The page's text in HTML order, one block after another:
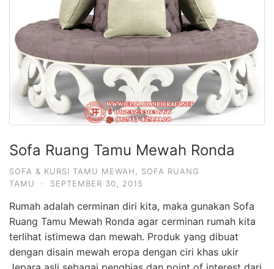
Sofa Ruang Tamu Mewah Ronda
SOFA & KURSI TAMU MEWAH
SOFA RUANG
TAMU
· SEPTEMBER 30, 2015
Rumah adalah cerminan diri kita, maka gunakan Sofa
Ruang Tamu Mewah Ronda agar cerminan rumah kita
terlihat istimewa dan mewah. Produk yang dibuat
dengan disain mewah eropa dengan ciri khas ukir